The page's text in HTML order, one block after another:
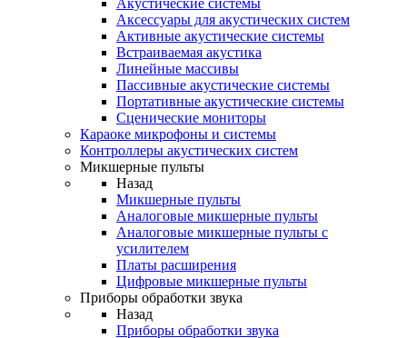
Акустические системы
Аксессуары для акустических систем
Активные акустические системы
Встраиваемая акустика
Линейные массивы
Пассивные акустические системы
Портативные акустические системы
Сценические мониторы
Караоке микрофоны и системы
Контроллеры акустических систем
Микшерные пульты
Назад
Микшерные пульты
Аналоговые микшерные пульты
Аналоговые микшерные пульты с
усилителем
Платы расширения
Цифровые микшерные пульты
Приборы обработки звука
Назад
Приборы обработки звука